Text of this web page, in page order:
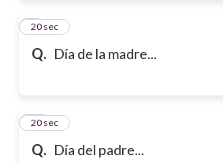
Q. Día de la madre...
9
20 sec
Q. Día del padre...
10
20 sec